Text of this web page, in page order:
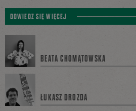
TweetnijPodziel
DOWIEDZ SIĘ WIĘCEJ
BEATA CHOMĄTOWSKA
ŁUKASZ DROZDA